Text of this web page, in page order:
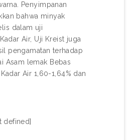
Penyimpanan
bahwa minyak
dalam uji
Air, Uji Kreist juga
pengamatan terhadap
Asam lemak Bebas
Air 1,60-1,64% dan
defined]